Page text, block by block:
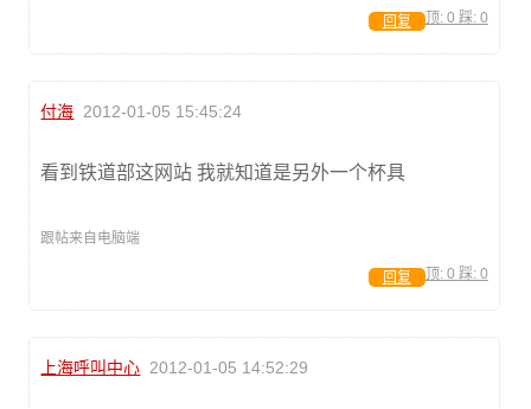
顶: 0 踩: 0
回复
付海 2012-01-05 15:45:24
看到铁道部这网站 我就知道是另外一个杯具
跟帖来自电脑端
顶: 0 踩: 0
回复
上海呼叫中心 2012-01-05 14:52:29